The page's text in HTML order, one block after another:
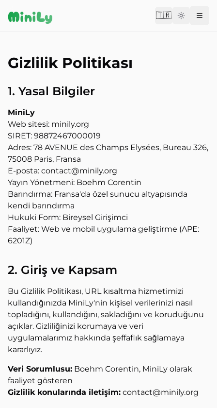
MiniLy 🇹🇷Change
Gizlilik Politikası
1. Yasal Bilgiler
MiniLy
Web sitesi: minily.org
SIRET: 98872467000019
Adres: 78 AVENUE des Champs Elysées, Bureau 326,
75008 Paris, Fransa
E-posta: contact@minily.org
Yayın Yönetmeni: Boehm Corentin
Barındırma: Fransa'da özel sunucu altyapısında
kendi barındırma
Hukuki Form: Bireysel Girişimci
Faaliyet: Web ve mobil uygulama geliştirme (APE:
6201Z)
2. Giriş ve Kapsam
Bu Gizlilik Politikası, URL kısaltma hizmetimizi
kullandığınızda MiniLy'nin kişisel verilerinizi nasıl
topladığını, kullandığını, sakladığını ve koruduğunu
açıklar. Gizliliğinizi korumaya ve veri
uygulamalarımız hakkında şeffaflık sağlamaya
kararlıyız.
Veri Sorumlusu: Boehm Corentin, MiniLy olarak
faaliyet gösteren
Gizlilik konularında iletişim: contact@minily.org